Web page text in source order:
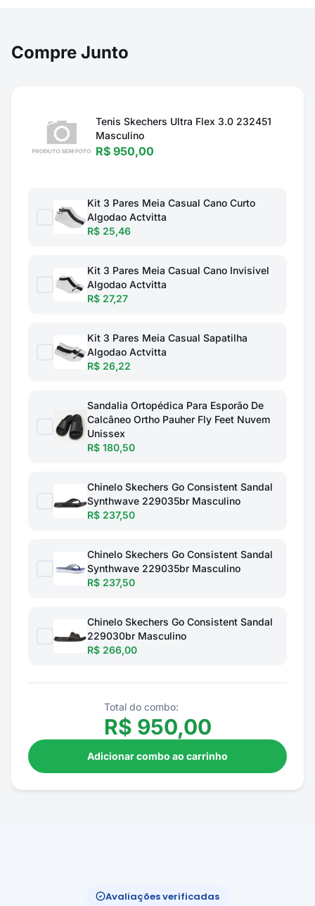
Compre Junto
Tenis Skechers Ultra Flex 3.0 232451
Masculino
R$ 950,00
Kit 3 Pares Meia Casual Cano Curto
Algodao Actvitta
R$ 25,46
Kit 3 Pares Meia Casual Cano Invisivel
Algodao Actvitta
R$ 27,27
Kit 3 Pares Meia Casual Sapatilha
Algodao Actvitta
R$ 26,22
Sandalia Ortopédica Para Esporão De
Calcâneo Ortho Pauher Fly Feet Nuvem
Unissex
R$ 180,50
Chinelo Skechers Go Consistent Sandal
Synthwave 229035br Masculino
R$ 237,50
Chinelo Skechers Go Consistent Sandal
Synthwave 229035br Masculino
R$ 237,50
Chinelo Skechers Go Consistent Sandal
229030br Masculino
R$ 266,00
Total do combo:
R$ 950,00
Adicionar combo ao carrinho
Avaliações verificadas